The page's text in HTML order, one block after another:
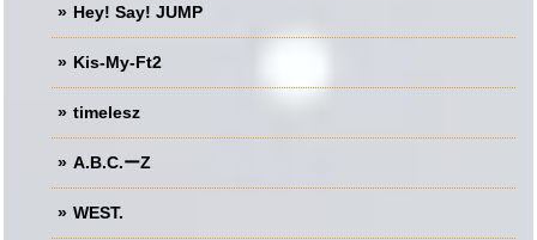
Hey! Say! JUMP
Kis-My-Ft2
timelesz
A.B.C.ーZ
WEST.